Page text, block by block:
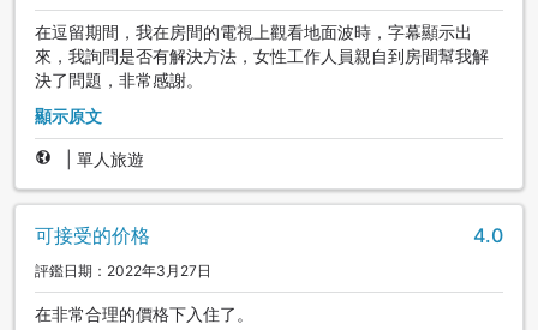
在逗留期間，我在房間的電視上觀看地面波時，字幕顯示出
來，我詢問是否有解決方法，女性工作人員親自到房間幫我解
決了問題，非常感謝。
顯示原文
單人旅遊
可接受的价格 4.0
評鑑日期：2022年3月27日
在非常合理的價格下入住了。